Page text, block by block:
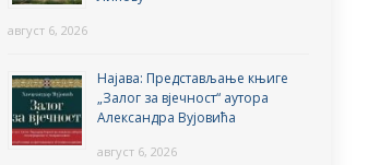
август 6, 2026
Најава: Представљање књиге
„Залог за вјечност“ аутора
Александра Вујовића
август 6, 2026